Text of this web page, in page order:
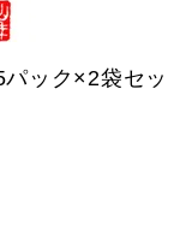
パック×2袋セッ